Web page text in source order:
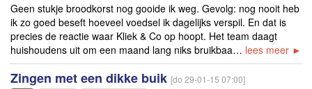
Geen stukje broodkorst nog gooide ik weg. Gevolg: nog nooit heb
ik zo goed beseft hoeveel voedsel ik dagelijks verspil. En dat is
precies de reactie waar Kliek & Co op hoopt. Het team daagt
huishoudens uit om een maand lang niks bruikbaa… lees meer ►
Zingen met een dikke buik [do 29-01-15 07:00]